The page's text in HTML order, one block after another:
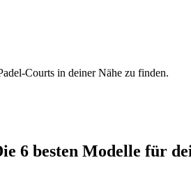
Courts in deiner Nähe zu finden.
6 besten Modelle für